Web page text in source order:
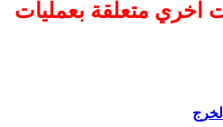
اخري متعلقة بعمليات